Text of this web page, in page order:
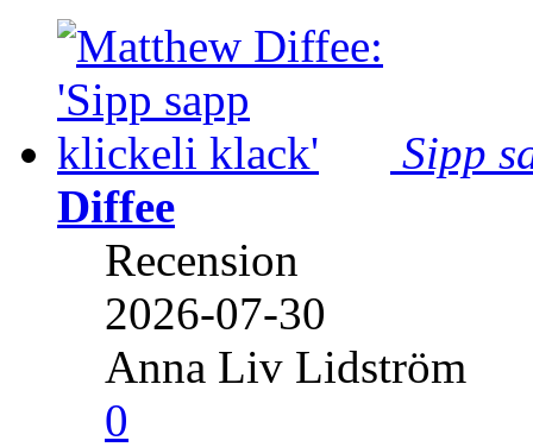
Sipp
Diffee
Recension
2026-07-30
Anna Liv Lidström
0